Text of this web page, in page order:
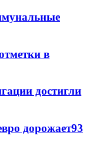
в
достигли
дорожает93